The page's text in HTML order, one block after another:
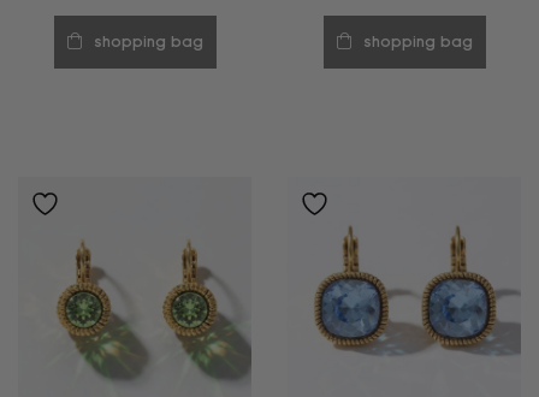
shopping bag shopping bag